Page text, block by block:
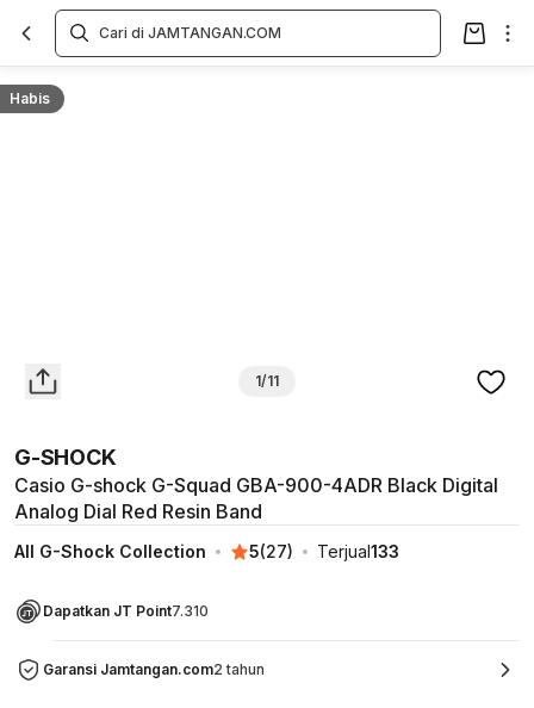
Habis
1/11
G-SHOCK
Casio G-shock G-Squad GBA-900-4ADR Black Digital
Analog Dial Red Resin Band
All G-Shock Collection 5(27) Terjual133
Dapatkan JT Point7.310
Garansi Jamtangan.com2 tahun
Overview